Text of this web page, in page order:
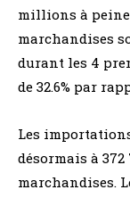
millions à peine
marchandises
durant les 4
de 32.6% par
Les
désormais à
marchandises.